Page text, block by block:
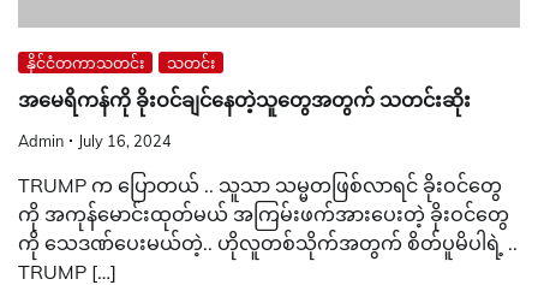
နိုင်ငံတကာသတင်း သတင်း
အမေရိကန်ကို ခိုးဝင်ချင်နေတဲ့သူတွေအတွက် သတင်းဆိုး
Admin July 16, 2024
TRUMP က ပြောတယ် .. သူသာ သမ္မတဖြစ်လာရင် ခိုးဝင်တွေ
ကို အကုန်မောင်းထုတ်မယ် အကြမ်းဖက်အားပေးတဲ့ ခိုးဝင်တွေ
ကို သေဒဏ်ပေးမယ်တဲ့.. ဟိုလူတစ်သိုက်အတွက် စိတ်ပူမိပါရဲ့ ..
TRUMP […]